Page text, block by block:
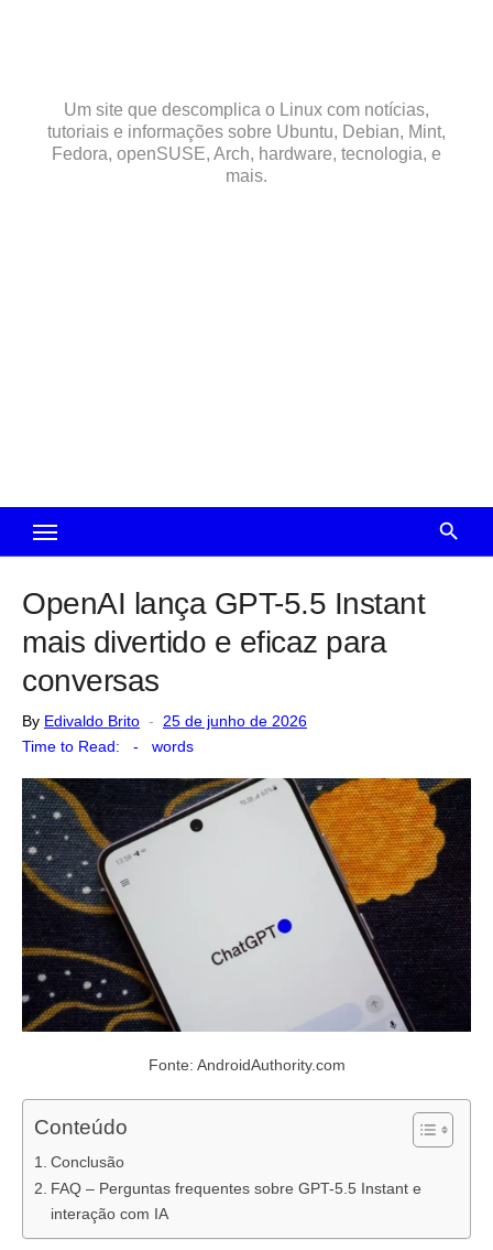
Um site que descomplica o Linux com notícias,
tutoriais e informações sobre Ubuntu, Debian, Mint,
Fedora, openSUSE, Arch, hardware, tecnologia, e
mais.
OpenAI lança GPT-5.5 Instant
mais divertido e eficaz para
conversas
By Edivaldo Brito
Posted
25 de junho de 2026
Time to Read:
- words
Fonte: AndroidAuthority.com
Conteúdo
Conclusão
FAQ – Perguntas frequentes sobre GPT-5.5 Instant e
interação com IA